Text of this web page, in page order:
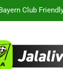
Club
PSG vs Man